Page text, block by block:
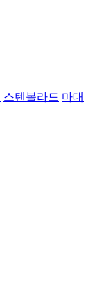
스텐볼라드 마대